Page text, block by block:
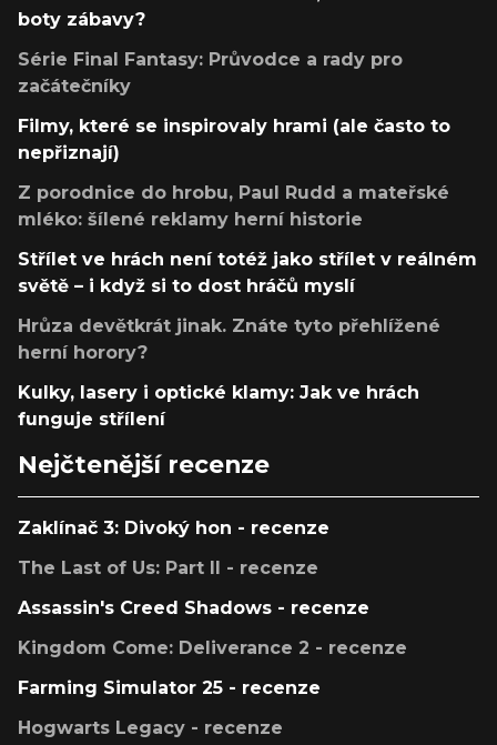
boty zábavy?
Série Final Fantasy: Průvodce a rady pro
začátečníky
Filmy, které se inspirovaly hrami (ale často to
nepřiznají)
Z porodnice do hrobu, Paul Rudd a mateřské
mléko: šílené reklamy herní historie
Střílet ve hrách není totéž jako střílet v reálném
světě – i když si to dost hráčů myslí
Hrůza devětkrát jinak. Znáte tyto přehlížené
herní horory?
Kulky, lasery i optické klamy: Jak ve hrách
funguje střílení
Nejčtenější recenze
Zaklínač 3: Divoký hon - recenze
The Last of Us: Part II - recenze
Assassin's Creed Shadows - recenze
Kingdom Come: Deliverance 2 - recenze
Farming Simulator 25 - recenze
Hogwarts Legacy - recenze